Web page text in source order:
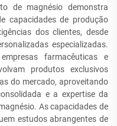
de magnésio demonstra
capacidades de produção
dos clientes, desde
especializadas.
farmacêuticas e
produtos exclusivos
do mercado, aproveitando
e a expertise da
As capacidades de
estudos abrangentes de